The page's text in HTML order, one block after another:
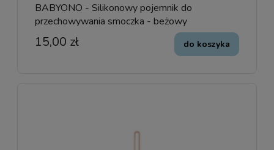
BABYONO - Silikonowy pojemnik do
przechowywania smoczka - beżowy
15,00 zł do koszyka